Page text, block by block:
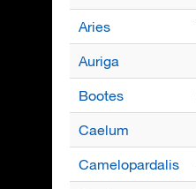
Aries
Auriga
Bootes
Caelum
Camelopardalis